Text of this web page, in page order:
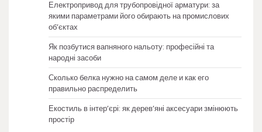
Електропривод для трубопровідної арматури: за
якими параметрами його обирають на промислових
об’єктах
Як позбутися вапняного нальоту: професійні та
народні засоби
Сколько белка нужно на самом деле и как его
правильно распределить
Екостиль в інтер’єрі: як дерев’яні аксесуари змінюють
простір